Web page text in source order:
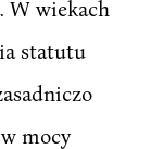
W wiekach
statutu
mocy